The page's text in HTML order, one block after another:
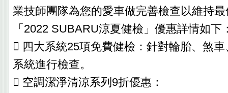
業技師團隊為您的愛車做完善檢查以維持
「2022 SUBARU涼夏健檢」優惠詳情如下
 四大系統25項免費健檢：針對輪胎、煞
系統進行檢查。
 空調潔淨清涼系列9折優惠：